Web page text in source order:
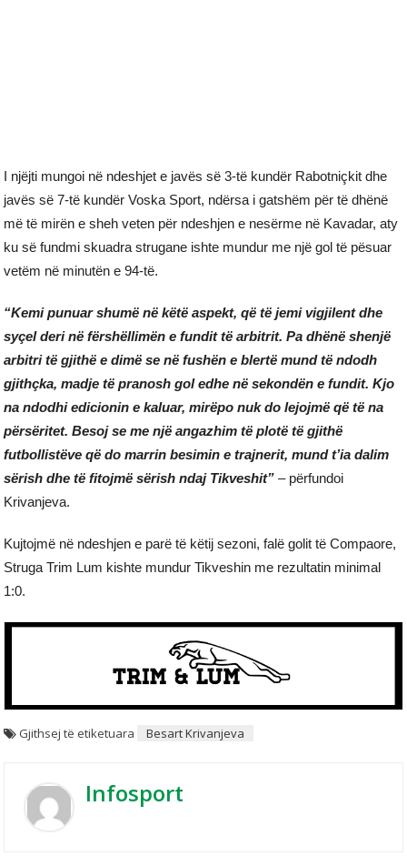
I njëjti mungoi në ndeshjet e javës së 3-të kundër Rabotniçkit dhe
javës së 7-të kundër Voska Sport, ndërsa i gatshëm për të dhënë
më të mirën e sheh veten për ndeshjen e nesërme në Kavadar, aty
ku së fundmi skuadra strugane ishte mundur me një gol të pësuar
vetëm në minutën e 94-të.
“Kemi punuar shumë në këtë aspekt, që të jemi vigjilent dhe
syçel deri në fërshëllimën e fundit të arbitrit. Pa dhënë shenjë
arbitri të gjithë e dimë se në fushën e blertë mund të ndodh
gjithçka, madje të pranosh gol edhe në sekondën e fundit. Kjo
na ndodhi edicionin e kaluar, mirëpo nuk do lejojmë që të na
përsëritet. Besoj se me një angazhim të plotë të gjithë
futbollistëve që do marrin besimin e trajnerit, mund t’ia dalim
sërish dhe të fitojmë sërish ndaj Tikveshit” – përfundoi
Krivanjeva.
Kujtojmë në ndeshjen e parë të këtij sezoni, falë golit të Compaore,
Struga Trim Lum kishte mundur Tikveshin me rezultatin minimal
1:0.
Gjithsej të etiketuara Besart Krivanjeva
Infosport